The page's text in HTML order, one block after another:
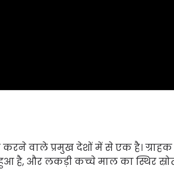
वाले प्रमुख देशों में से एक है। ग्राहक
है, और लकड़ी कच्चे माल का स्थिर